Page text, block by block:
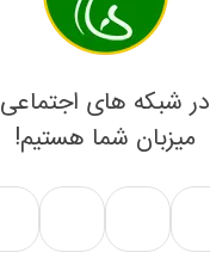
در شبکه های اجتماعی
میزبان شما هستیم!